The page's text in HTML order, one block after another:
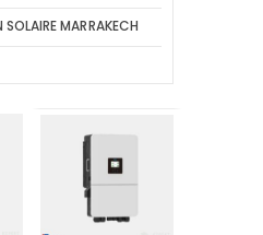
MARRAKECH